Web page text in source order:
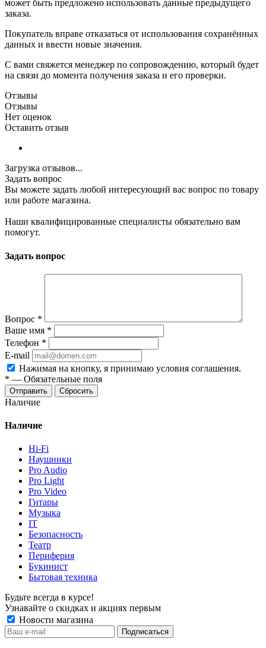
может быть предложено использовать данные предыдущего
заказа.
Покупатель вправе отказаться от использования сохранённых
данных и ввести новые значения.
С вами свяжется менеджер по сопровождению, который будет
на связи до момента получения заказа и его проверки.
Отзывы
Отзывы
Нет оценок
Оставить отзыв
Загрузка отзывов...
Задать вопрос
Вы можете задать любой интересующий вас вопрос по товару
или работе магазина.
Наши квалифицированные специалисты обязательно вам
помогут.
Задать вопрос
Вопрос *
Ваше имя *
Телефон *
E-mail
Нажимая на кнопку, я принимаю условия соглашения.
* — Обязательные поля
Отправить Сбросить
Наличие
Наличие
Hi-Fi
Наушники
Pro Audio
Pro Light
Pro Video
Гитары
Музыка
IT
Безопасность
Театр
Периферия
Букинист
Бытовая техника
Будьте всегда в курсе!
Узнавайте о скидках и акциях первым
Новости магазина